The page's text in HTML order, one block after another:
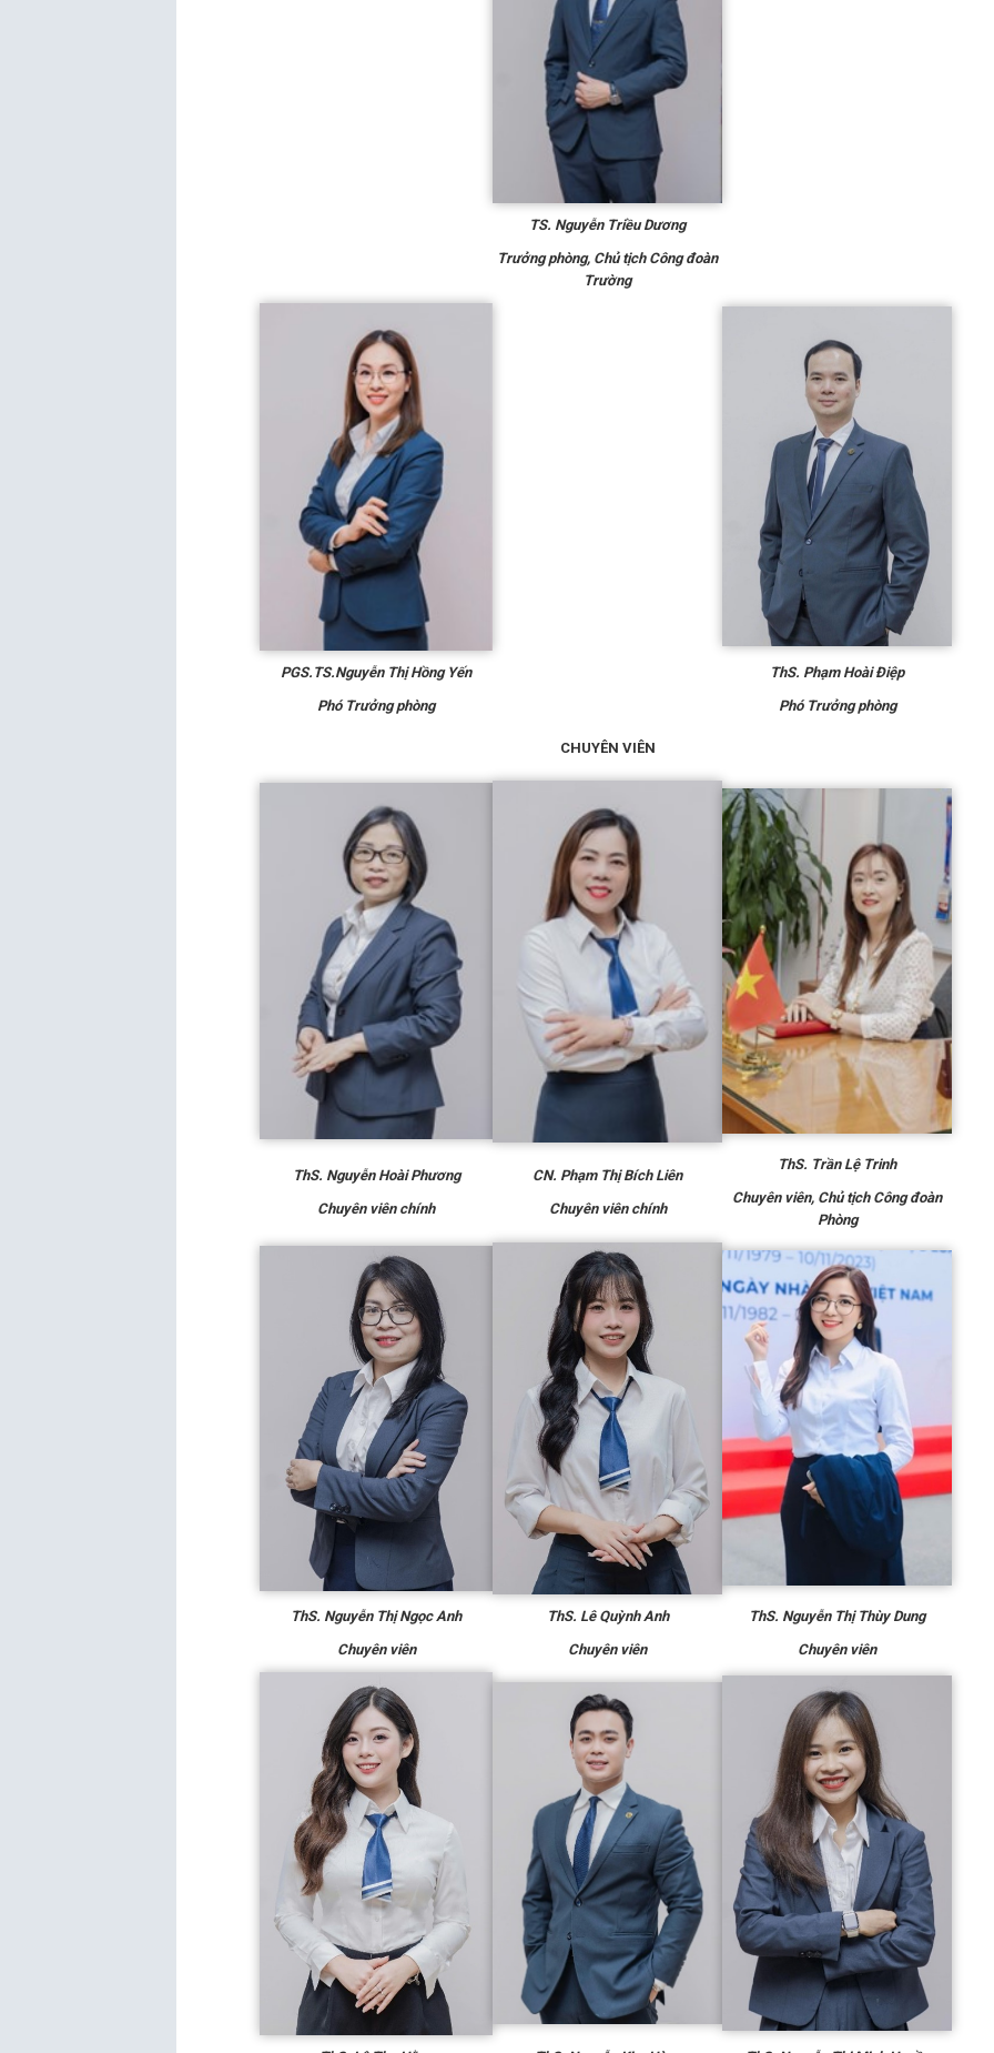
TS. Nguyễn Triều Dương
Trưởng phòng, Chủ tịch Công đoàn
Trường
PGS.TS.Nguyễn Thị Hồng Yến
Phó Trưởng phòng
ThS. Phạm Hoài Điệp
Phó Trưởng phòng
CHUYÊN VIÊN
ThS. Nguyễn Hoài Phương
Chuyên viên chính
CN. Phạm Thị Bích Liên
Chuyên viên chính
ThS. Trần Lệ Trinh
Chuyên viên, Chủ tịch Công đoàn
Phòng
ThS. Nguyễn Thị Ngọc Anh
Chuyên viên
ThS. Lê Quỳnh Anh
Chuyên viên
ThS. Nguyễn Thị Thùy Dung
Chuyên viên